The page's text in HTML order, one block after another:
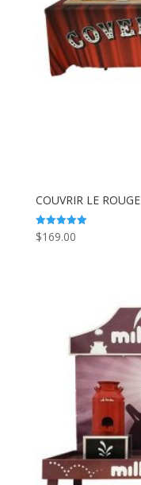
COUVRIR LE ROUGE
Note
5.00
$169.00